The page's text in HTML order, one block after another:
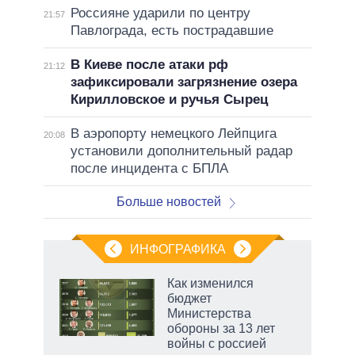
21:57
Россияне ударили по центру
Павлограда, есть пострадавшие
21:12
В Киеве после атаки рф
зафиксировали загрязнение озера
Кирилловское и ручья Сырец
20:08
В аэропорту немецкого Лейпцига
установили дополнительный радар
после инцидента с БПЛА
Больше новостей
ИНФОГРАФИКА
Как изменился
бюджет
Министерства
обороны за 13 лет
войны с россией